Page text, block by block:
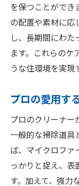
を保つことができ
の配置や素材に応
し、長期間にわ
ます。これらのケ
うな住環境を実現
プロの愛用す
プロのクリーナー
一般的な掃除道具
ば、マイクロファ
っかりと捉え、
す。加えて、強力